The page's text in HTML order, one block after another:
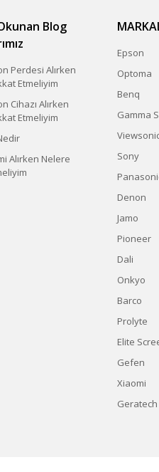
Blog
Perdesi Alırken
Etmeliyim
Cihazı Alırken
Etmeliyim
Alırken Nelere
Epson
Optoma
Benq
Gamma
Sony
Denon
Jamo
Pioneer
Dali
Onkyo
Barco
Prolyte
Elite
Gefen
Xiaomi
Geratech